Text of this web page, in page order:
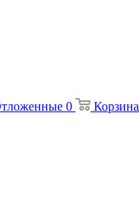
0 Корзина